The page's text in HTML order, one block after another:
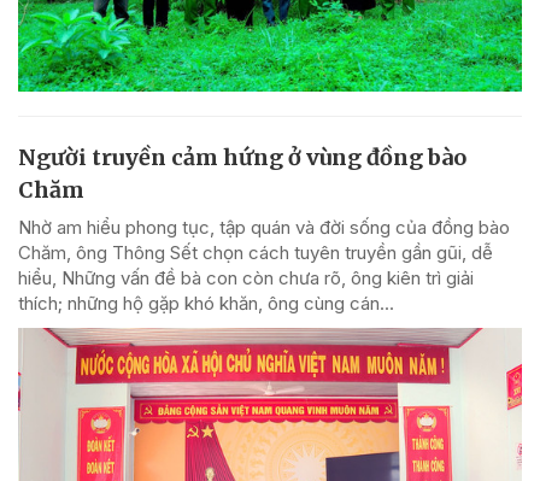
Người truyền cảm hứng ở vùng đồng bào
Chăm
Nhờ am hiểu phong tục, tập quán và đời sống của đồng bào
Chăm, ông Thông Sết chọn cách tuyên truyền gần gũi, dễ
hiểu, Những vấn đề bà con còn chưa rõ, ông kiên trì giải
thích; những hộ gặp khó khăn, ông cùng cán...